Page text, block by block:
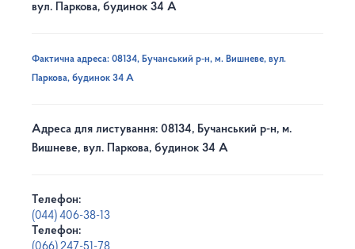
вул. Паркова, будинок 34 А
Фактична адреса: 08134, Бучанський р-н, м. Вишневе, вул.
Паркова, будинок 34 А
Адреса для листування: 08134, Бучанський р-н, м.
Вишневе, вул. Паркова, будинок 34 А
Телефон:
(044) 406-38-13
Телефон: